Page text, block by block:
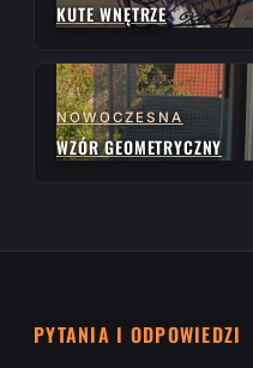
KUTE WNĘTRZE
NOWOCZESNA
WZÓR GEOMETRYCZNY
PYTANIA I ODPOWIEDZI